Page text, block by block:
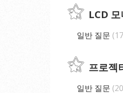
LCD
일반 질문 17
프로젝
일반 질문 20